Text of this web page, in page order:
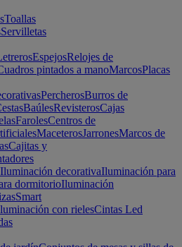
Toallas
Servilletas
EspejosRelojes de
pintados a manoMarcosPlacas
PercherosBurros de
BaúlesRevisterosCajas
FarolesCentros de
MaceterosJarronesMarcos de
Cajitas y
Iluminación decorativaIluminación para
dormitorioIluminación
Smart
con rielesCintas Led